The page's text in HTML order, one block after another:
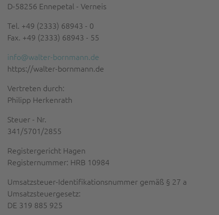
D-58256 Ennepetal - Verneis
Tel. +49 (2333) 68943 - 0
Fax. +49 (2333) 68943 - 55
info@walter-bornmann.de
https://walter-bornmann.de
Vertreten durch:
Philipp Herkenrath
Steuer - Nr.
341/5701/2855
Registergericht Hagen
Registernummer: HRB 10984
Umsatzsteuer-Identifikationsnummer gemäß § 27 a
Umsatzsteuergesetz:
DE 319 885 925